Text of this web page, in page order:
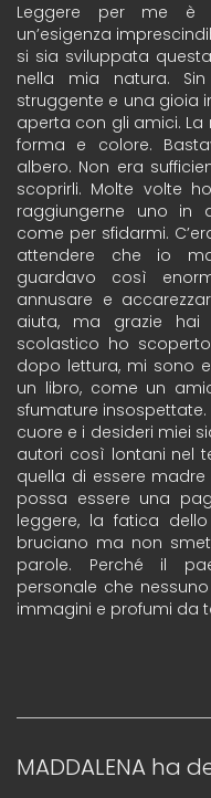
Leggere per me è
un’esigenza
si sia sviluppata
nella mia natura.
struggente e una gioia
aperta con gli amici.
forma e colore.
albero. Non era
scoprirli. Molte volte
raggiungerne uno in
come per sfidarmi.
attendere che io
guardavo così
annusare e
aiuta, ma grazie hai
scolastico ho
dopo lettura, mi sono
un libro, come un
sfumature
cuore e i desideri miei
autori così lontani nel
quella di essere
possa essere una
leggere, la fatica
bruciano ma non
parole. Perché il
personale che
immagini e profumi da
MADDALENA ha